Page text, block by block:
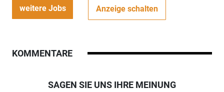
weitere Jobs Anzeige schalten
KOMMENTARE
SAGEN SIE UNS IHRE MEINUNG